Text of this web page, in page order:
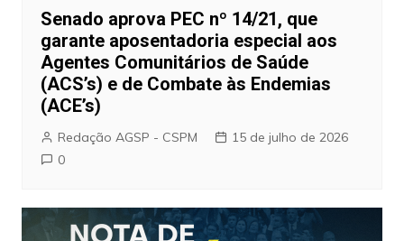
Senado aprova PEC nº 14/21, que
garante aposentadoria especial aos
Agentes Comunitários de Saúde
(ACS’s) e de Combate às Endemias
(ACE’s)
Redação AGSP - CSPM
15 de julho de 2026
0